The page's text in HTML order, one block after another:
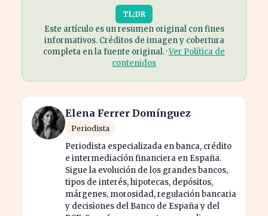
TL;DR
Este artículo es un resumen original con fines
informativos. Créditos de imagen y cobertura
completa en la fuente original. ·Ver Política de
contenidos
Elena Ferrer Domínguez
Periodista
Periodista especializada en banca, crédito
e intermediación financiera en España.
Sigue la evolución de los grandes bancos,
tipos de interés, hipotecas, depósitos,
márgenes, morosidad, regulación bancaria
y decisiones del Banco de España y del